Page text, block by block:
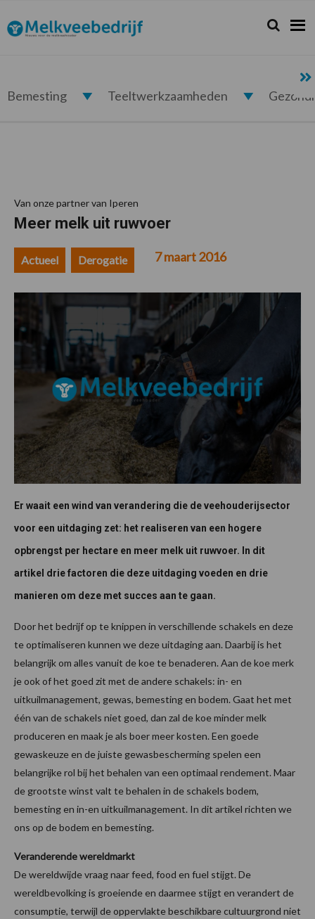
de
hoofdnavigatie
de
hoofd
de
eerste
de
voettekst
Melkveebedrijf.nl Zoeken...
Zoek
Bemesting Teeltwerkzaamheden
Van onze partner van Iperen
Meer melk uit ruwvoer
Actueel Derogatie 7 maart 2016
Er waait een wind van verandering die de veehouderijsector
voor een uitdaging zet: het realiseren van een hogere
opbrengst per hectare en meer melk uit ruwvoer. In dit
artikel drie factoren die deze uitdaging voeden en drie
manieren om deze met succes aan te gaan.
Door het bedrijf op te knippen in verschillende schakels en deze
te optimaliseren kunnen we deze uitdaging aan. Daarbij is het
belangrijk om alles vanuit de koe te benaderen. Aan de koe merk
je ook of het goed zit met de andere schakels: in- en
uitkuilmanagement, gewas, bemesting en bodem. Gaat het met
één van de schakels niet goed, dan zal de koe minder melk
produceren en maak je als boer meer kosten. Een goede
gewaskeuze en de juiste gewasbescherming spelen een
belangrijke rol bij het behalen van een optimaal rendement. Maar
de grootste winst valt te behalen in de schakels bodem,
bemesting en in-en uitkuilmanagement. In dit artikel richten we
ons op de bodem en bemesting.
Veranderende wereldmarkt
De wereldwijde vraag naar feed, food en fuel stijgt. De
wereldbevolking is groeiende en daarmee stijgt en verandert de
consumptie, terwijl de oppervlakte beschikbare cultuurgrond niet